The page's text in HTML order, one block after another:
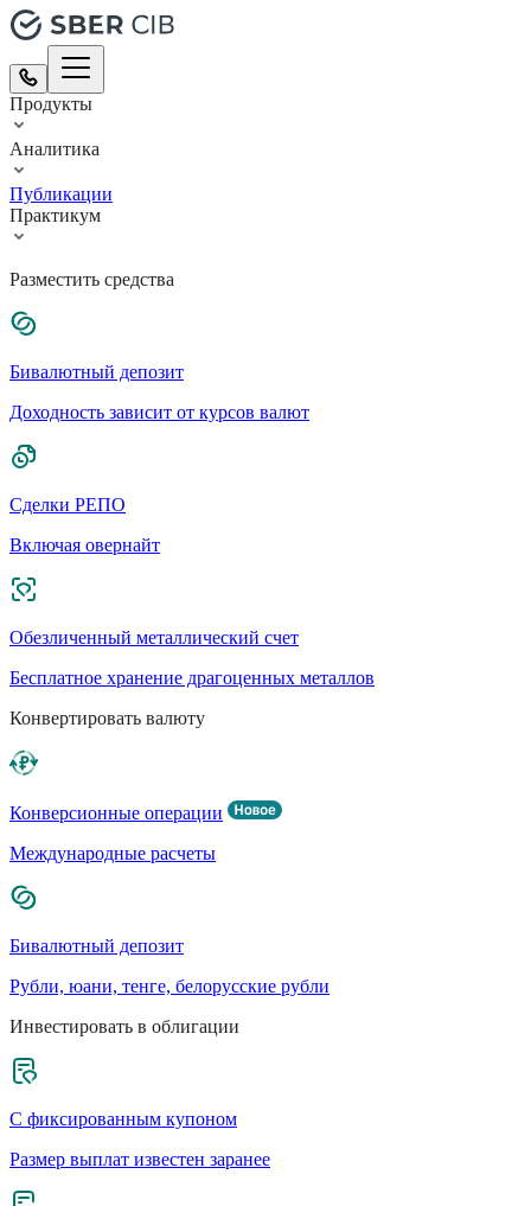
Продукты
Аналитика
Публикации
Практикум
Разместить средства
Бивалютный депозит
Доходность зависит от курсов валют
Сделки РЕПО
Включая овернайт
Обезличенный металлический счет
Бесплатное хранение драгоценных металлов
Конвертировать валюту
Конверсионные операции
Международные расчеты
Бивалютный депозит
Рубли, юани, тенге, белорусские рубли
Инвестировать в облигации
С фиксированным купоном
Размер выплат известен заранее